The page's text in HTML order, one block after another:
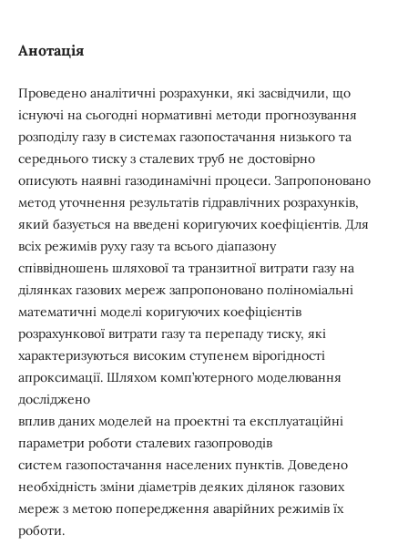
Анотація
Проведено аналітичні розрахунки, які засвідчили, що
існуючі на сьогодні нормативні методи прогнозування
розподілу газу в системах газопостачання низького та
середнього тиску з сталевих труб не достовірно
описують наявні газодинамічні процеси. Запропоновано
метод уточнення результатів гідравлічних розрахунків,
який базується на введені коригуючих коефіцієнтів. Для
всіх режимів руху газу та всього діапазону
співвідношень шляхової та транзитної витрати газу на
ділянках газових мереж запропоновано поліноміальні
математичні моделі коригуючих коефіцієнтів
розрахункової витрати газу та перепаду тиску, які
характеризуються високим ступенем вірогідності
апроксимації. Шляхом комп’ютерного моделювання
досліджено
вплив даних моделей на проектні та експлуатаційні
параметри роботи сталевих газопроводів
систем газопостачання населених пунктів. Доведено
необхідність зміни діаметрів деяких ділянок газових
мереж з метою попередження аварійних режимів їх
роботи.